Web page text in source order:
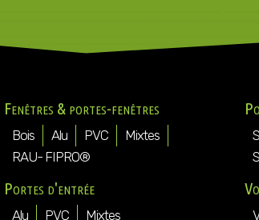
Fenêtres & portes-fenêtres
Bois Alu PVC
Mixtes
RAU- FIPRO®
Portes d'entrée
Alu PVC Mixtes